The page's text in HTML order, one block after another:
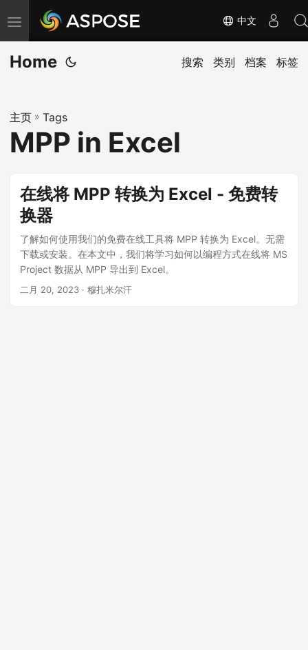
切
换
导
中文
Home 搜索 类别 档案 标签
主页 » Tags
MPP in Excel
在线将 MPP 转换为 Excel - 免费转
换器
了解如何使用我们的免费在线工具将 MPP 转换为 Excel。无需
下载或安装。在本文中，我们将学习如何以编程方式在线将 MS
Project 数据从 MPP 导出到 Excel。
二月 20, 2023 · 穆扎米尔汗